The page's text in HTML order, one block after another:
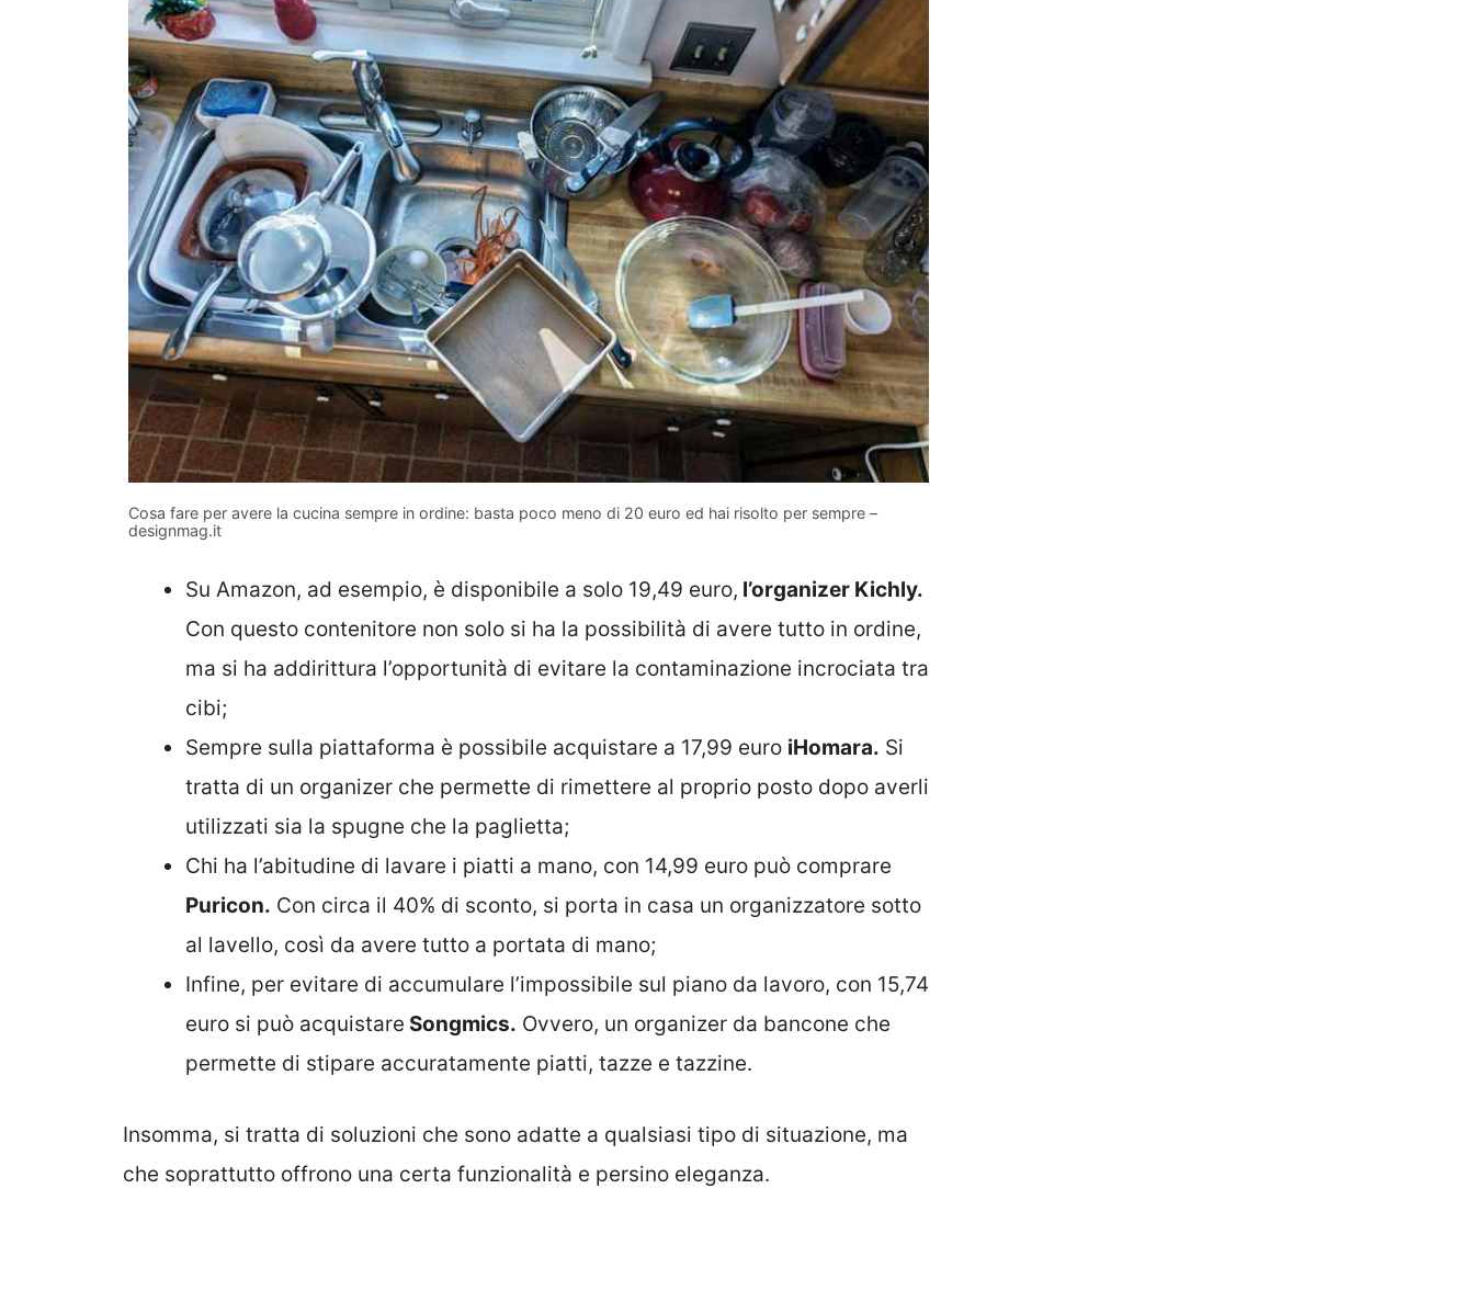
Cosa fare per avere la cucina sempre in ordine: basta poco meno di 20 euro ed hai risolto per sempre –
designmag.it
Su Amazon, ad esempio, è disponibile a solo 19,49 euro, l’organizer Kichly.
Con questo contenitore non solo si ha la possibilità di avere tutto in ordine,
ma si ha addirittura l’opportunità di evitare la contaminazione incrociata tra
cibi;
Sempre sulla piattaforma è possibile acquistare a 17,99 euro iHomara. Si
tratta di un organizer che permette di rimettere al proprio posto dopo averli
utilizzati sia la spugne che la paglietta;
Chi ha l’abitudine di lavare i piatti a mano, con 14,99 euro può comprare
Puricon. Con circa il 40% di sconto, si porta in casa un organizzatore sotto
al lavello, così da avere tutto a portata di mano;
Infine, per evitare di accumulare l’impossibile sul piano da lavoro, con 15,74
euro si può acquistare Songmics. Ovvero, un organizer da bancone che
permette di stipare accuratamente piatti, tazze e tazzine.
Insomma, si tratta di soluzioni che sono adatte a qualsiasi tipo di situazione, ma
che soprattutto offrono una certa funzionalità e persino eleganza.